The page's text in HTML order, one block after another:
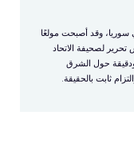
وقد أصبحت مولعًا
لصحيفة الاتحاد
حول الشرق
ثابت بالحقيقة.